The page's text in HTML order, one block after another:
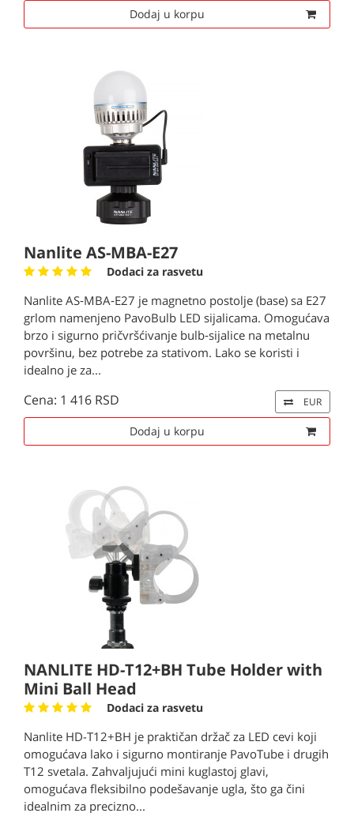
Dodaj u korpu
Nanlite AS-MBA-E27
Dodaci za rasvetu
Nanlite AS‑MBA‑E27 je magnetno postolje (base) sa E27
grlom namenjeno PavoBulb LED sijalicama. Omogućava
brzo i sigurno pričvršćivanje bulb‑sijalice na metalnu
površinu, bez potrebe za stativom. Lako se koristi i
idealno je za...
Cena: 1 416 RSD EUR
Dodaj u korpu
NANLITE HD-T12+BH Tube Holder with
Mini Ball Head
Dodaci za rasvetu
Nanlite HD-T12+BH je praktičan držač za LED cevi koji
omogućava lako i sigurno montiranje PavoTube i drugih
T12 svetala. Zahvaljujući mini kuglastoj glavi,
omogućava fleksibilno podešavanje ugla, što ga čini
idealnim za precizno...